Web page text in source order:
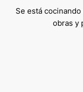
Se está
obras y